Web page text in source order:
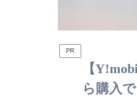
PR
【
ら購入